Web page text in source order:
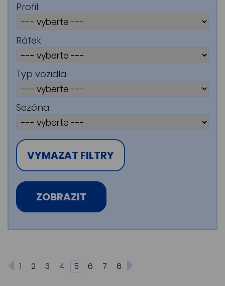
Profil
Ráfek
Typ vozidla
Sezóna
VYMAZAT FILTRY
ZOBRAZIT
1 2 3 4 5 6 7 8